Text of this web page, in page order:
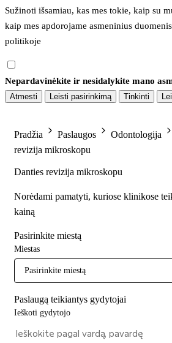
Sužinoti išsamiau, kas mes tokie, kaip su
kaip mes apdorojame asmeninius
politikoje
Nepardavinėkite ir nesidalykite mano
Atmesti Leisti pasirinkimą Tinkinti
Pradžia Paslaugos Odontologija
revizija mikroskopu
Danties revizija mikroskopu
Norėdami pamatyti, kuriose klinikose
kainą
Pasirinkite miestą
Miestas
Pasirinkite miestą
Paslaugą teikiantys gydytojai
Ieškoti gydytojo